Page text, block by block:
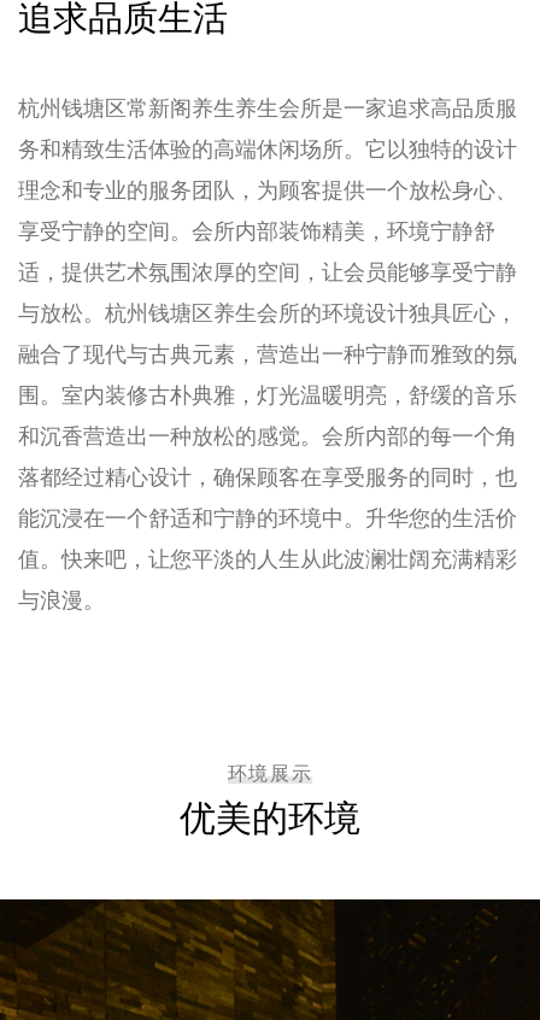
追求品质生活
杭州钱塘区常新阁养生养生会所是一家追求高品质服
务和精致生活体验的高端休闲场所。它以独特的设计
理念和专业的服务团队，为顾客提供一个放松身心、
享受宁静的空间。会所内部装饰精美，环境宁静舒
适，提供艺术氛围浓厚的空间，让会员能够享受宁静
与放松。杭州钱塘区养生会所的环境设计独具匠心，
融合了现代与古典元素，营造出一种宁静而雅致的氛
围。室内装修古朴典雅，灯光温暖明亮，舒缓的音乐
和沉香营造出一种放松的感觉。会所内部的每一个角
落都经过精心设计，确保顾客在享受服务的同时，也
能沉浸在一个舒适和宁静的环境中。升华您的生活价
值。快来吧，让您平淡的人生从此波澜壮阔充满精彩
与浪漫。
环境展示
优美的环境